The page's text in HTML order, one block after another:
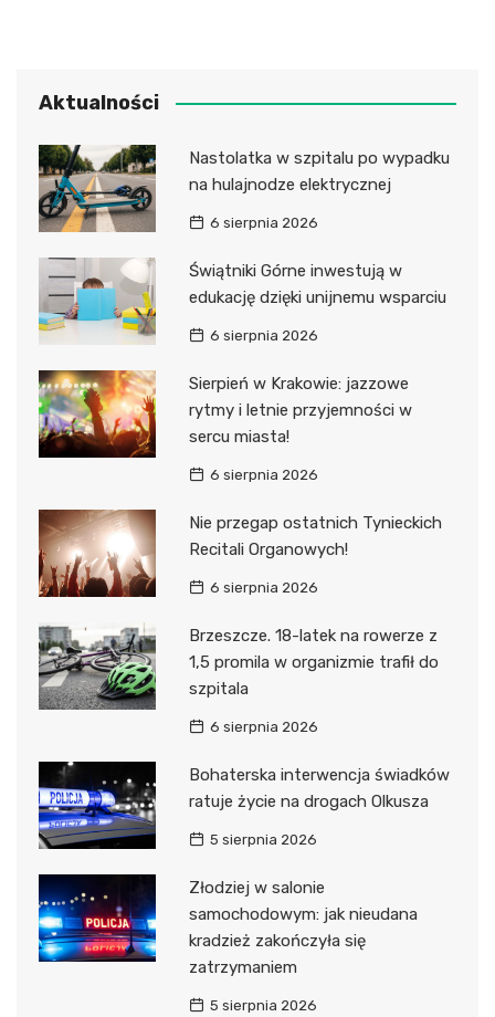
Aktualności
Nastolatka w szpitalu po wypadku
na hulajnodze elektrycznej
6 sierpnia 2026
Świątniki Górne inwestują w
edukację dzięki unijnemu wsparciu
6 sierpnia 2026
Sierpień w Krakowie: jazzowe
rytmy i letnie przyjemności w
sercu miasta!
6 sierpnia 2026
Nie przegap ostatnich Tynieckich
Recitali Organowych!
6 sierpnia 2026
Brzeszcze. 18-latek na rowerze z
1,5 promila w organizmie trafił do
szpitala
6 sierpnia 2026
Bohaterska interwencja świadków
ratuje życie na drogach Olkusza
5 sierpnia 2026
Złodziej w salonie
samochodowym: jak nieudana
kradzież zakończyła się
zatrzymaniem
5 sierpnia 2026